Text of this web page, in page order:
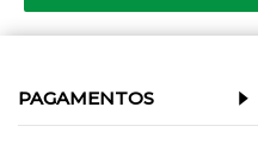
PAGAMENTOS